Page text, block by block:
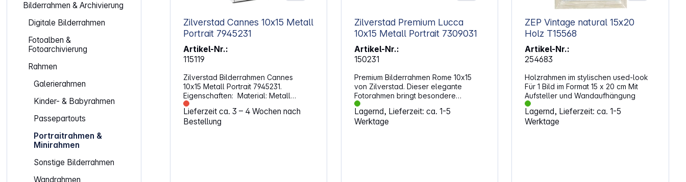
Bilderrahmen & Archivierung
Digitale Bilderrahmen
Fotoalben &
Fotoarchivierung
Rahmen
Galerierahmen
Kinder- & Babyrahmen
Passepartouts
Portraitrahmen &
Minirahmen
Sonstige Bilderrahmen
Wandrahmen
Zilverstad Cannes 10x15 Metall
Portrait 7945231
Artikel-Nr.:
115119
Zilverstad Bilderrahmen Cannes
10x15 Metall Portrait 7945231.
Eigenschaften: Material: Metall
Thema: Neutral Glasart: Normalglas
Wandaufhängung oder Aufsteller
Gravierfähig Rückseite aus Samt
Lieferzeit ca. 3 – 4 Wochen nach
Bestellung
Zilverstad Premium Lucca
10x15 Metall Portrait 7309031
Artikel-Nr.:
150231
Premium Bilderrahmen Rome 10x15
von Zilverstad. Dieser elegante
Fotorahmen bringt besondere
Momente perfekt zur Geltung. Die
Oberfläche mit einer Schicht aus
Silber verleiht deinen Bildern einen
Lagernd, Lieferzeit: ca. 1-5
Werktage
ZEP Vintage natural 15x20
Holz T15568
Artikel-Nr.:
254683
Holzrahmen im stylischen used-look
Für 1 Bild im Format 15 x 20 cm Mit
Aufsteller und Wandaufhängung
Lagernd, Lieferzeit: ca. 1-5
Werktage